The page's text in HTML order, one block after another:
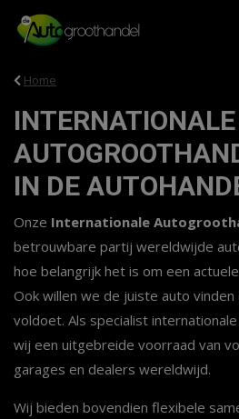
Home
INTERNATIONALE
IN DE
Onze Internationale
betrouwbare partij wereldwijde
hoe belangrijk het is om een
Ook willen we de juiste auto
voldoet. Als specialist
wij een uitgebreide voorraad van
garages en dealers wereldwijd.
Wij bieden bovendien flexibele